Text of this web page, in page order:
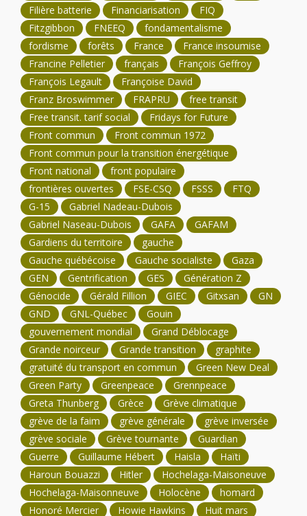
Filière batterie Financiarisation
FIQ
Fitzgibbon
FNEEQ
fondamentalisme
fordisme
forêts France
France insoumise
Francine Pelletier
français
François Geffroy
François Legault
Françoise David
Franz Broswimmer
FRAPRU
free transit
Free transit. tarif social
Fridays for Future
Front commun
Front commun 1972
Front commun pour la transition énergétique
Front national
front populaire
frontières ouvertes
FSE-CSQ FSSS
FTQ
G-15
Gabriel Nadeau-Dubois
Gabriel Naseau-Dubois
GAFA
GAFAM
Gardiens du territoire
gauche
Gauche québécoise
Gauche socialiste
Gaza
GEN
Gentrification GES
Génération Z
Génocide
Gérald Fillion GIEC Gitxsan
GN
GND
GNL-Québec
Gouin
gouvernement mondial
Grand Déblocage
Grande noirceur
Grande transition
graphite
gratuité du transport en commun
Green New Deal
Green Party
Greenpeace
Grennpeace
Greta Thunberg
Grèce
Grève climatique
grève de la faim
grève générale
grève inversée
grève sociale
Grève tournante
Guardian
Guerre
Guillaume Hébert Haisla
Haïti
Haroun Bouazzi
Hitler
Hochelaga-Maisoneuve
Hochelaga-Maisonneuve
Holocène
homard
Honoré Mercier
Howie Hawkins
Huit mars